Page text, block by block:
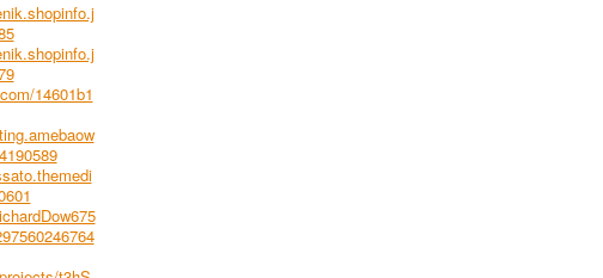
14601b1